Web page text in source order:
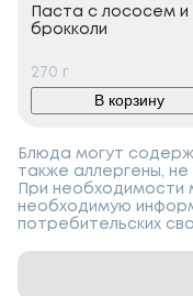
Паста с лососем и
брокколи
270 г
В корзину
Блюда могут
также аллергены,
При
необходимую
потребительских